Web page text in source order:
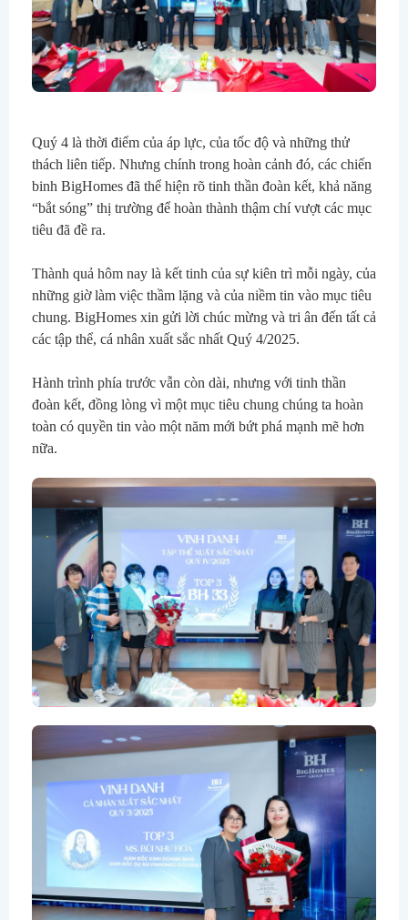
Quý 4 là thời điểm của áp lực, của tốc độ và những thử
thách liên tiếp. Nhưng chính trong hoàn cảnh đó, các chiến
binh BigHomes đã thể hiện rõ tinh thần đoàn kết, khả năng
“bắt sóng” thị trường để hoàn thành thậm chí vượt các mục
tiêu đã đề ra.
Thành quả hôm nay là kết tinh của sự kiên trì mỗi ngày, của
những giờ làm việc thầm lặng và của niềm tin vào mục tiêu
chung. BigHomes xin gửi lời chúc mừng và tri ân đến tất cả
các tập thể, cá nhân xuất sắc nhất Quý 4/2025.
Hành trình phía trước vẫn còn dài, nhưng với tinh thần
đoàn kết, đồng lòng vì một mục tiêu chung chúng ta hoàn
toàn có quyền tin vào một năm mới bứt phá mạnh mẽ hơn